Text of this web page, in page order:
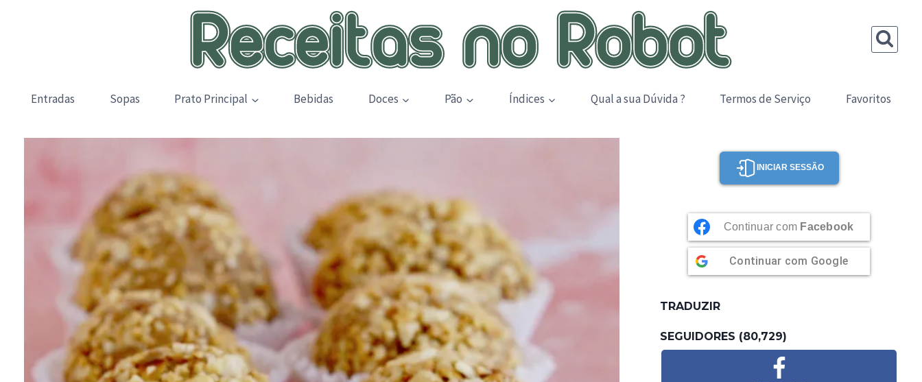
Entradas Sopas Prato Principal Bebidas Doces Pão Índices Qual a sua Dúvida ? Termos de Serviço Favoritos
INICIAR SESSÃO
Continuar com Facebook
Continuar com Google
TRADUZIR
SEGUIDORES (80,729)